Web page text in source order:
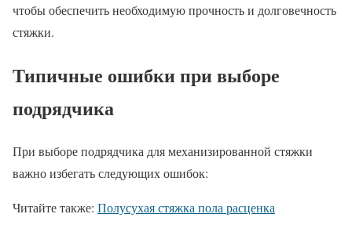
чтобы обеспечить необходимую прочность и долговечность
стяжки.
Типичные ошибки при выборе
подрядчика
При выборе подрядчика для механизированной стяжки
важно избегать следующих ошибок:
Читайте также: Полусухая стяжка пола расценка